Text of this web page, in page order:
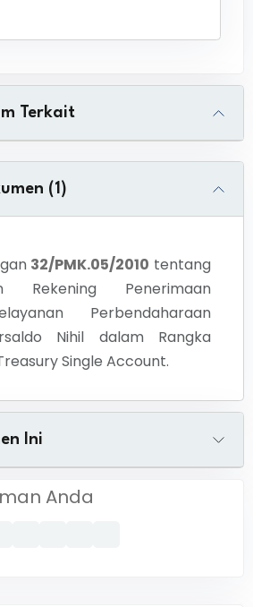
Terkait
(1)
32/PMK.05/2010 tentang
Rekening Penerimaan
Perbendaharaan
Nihil dalam Rangka
Single Account.
Ini
Anda